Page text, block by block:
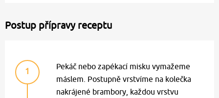
Postup přípravy receptu
1
Pekáč nebo zapékací misku vymažeme
máslem. Postupně vrstvíme na kolečka
nakrájené brambory, každou vrstvu